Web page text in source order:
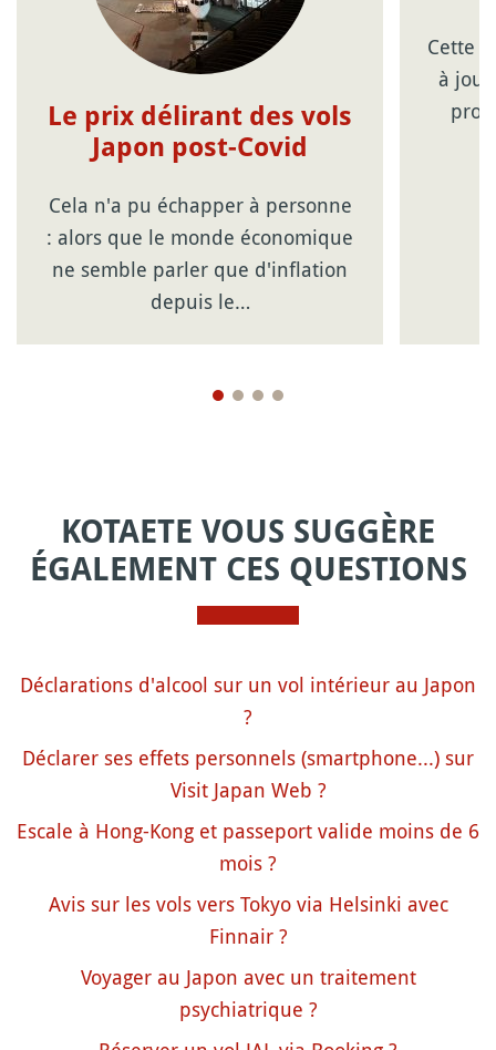
Le prix délirant des vols
Japon post-Covid
Cela n'a pu échapper à personne
: alors que le monde économique
ne semble parler que d'inflation
depuis le…
Cette
à
KOTAETE VOUS SUGGÈRE
ÉGALEMENT CES QUESTIONS
Déclarations d'alcool sur un vol intérieur au Japon
?
Déclarer ses effets personnels (smartphone...) sur
Visit Japan Web ?
Escale à Hong-Kong et passeport valide moins de 6
mois ?
Avis sur les vols vers Tokyo via Helsinki avec
Finnair ?
Voyager au Japon avec un traitement
psychiatrique ?